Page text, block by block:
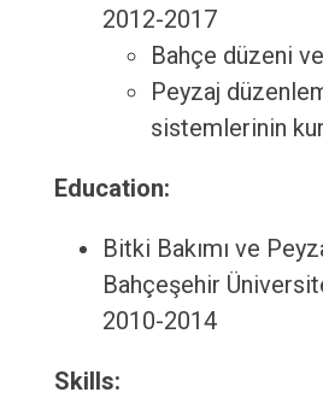
2012-2017
Bahçe düzeni
Peyzaj
sistemlerinin
Education:
Bitki Bakımı ve
Bahçeşehir
2010-2014
Skills: